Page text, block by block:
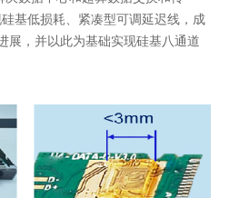
基低损耗、紧凑型可调延迟线，成
展，并以此为基础实现硅基八通道